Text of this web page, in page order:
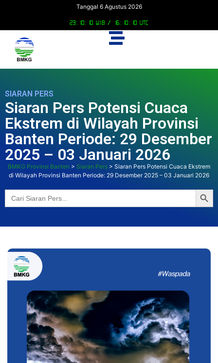
Tanggal 6 Agustus 2026
23:10:11 WIB / 16:10:11 UTC
SIARAN PERS
Siaran Pers Potensi Cuaca
Ekstrem di Wilayah Provinsi
Banten Periode: 29 Desember
2025 – 03 Januari 2026
BMKG Provinsi Banten > Siaran Pers > Siaran Pers Potensi Cuaca Ekstrem
di Wilayah Provinsi Banten Periode: 29 Desember 2025 – 03 Januari 2026
Search
for: